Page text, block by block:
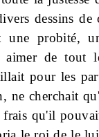
dessins de
probité,
aimer de
pour les
ne cherchait
qu'il